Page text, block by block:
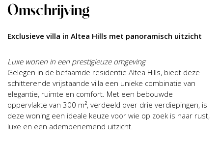
Omschrijving
Exclusieve villa in Altea Hills met panoramisch uitzicht
Luxe wonen in een prestigieuze omgeving
Gelegen in de befaamde residentie Altea Hills, biedt deze
schitterende vrijstaande villa een unieke combinatie van
elegantie, ruimte en comfort. Met een bebouwde
oppervlakte van 300 m², verdeeld over drie verdiepingen, is
deze woning een ideale keuze voor wie op zoek is naar rust,
luxe en een adembenemend uitzicht.